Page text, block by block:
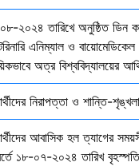
২০২৪ তারিখে অনুষ্ঠিত ডিন
এনিম্যাল ও
অত্র বিশ্ববিদ্যালয়ের
নিরাপত্তা ও শান্তি-
আবাসিক হল ত্যাগের
১৮-০৭-২০২৪ তারিখ